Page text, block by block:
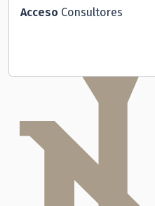
Acceso Consultores